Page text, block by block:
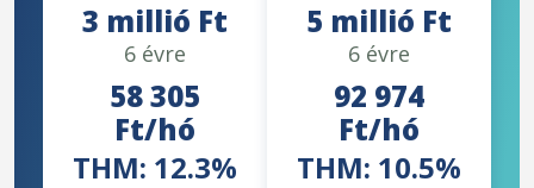
3 millió Ft
6 évre
58 305
Ft/hó
THM: 12.3%
5 millió Ft
6 évre
92 974
Ft/hó
THM: 10.5%